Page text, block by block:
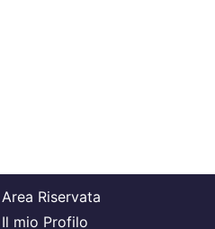
Area Riservata
Il mio Profilo